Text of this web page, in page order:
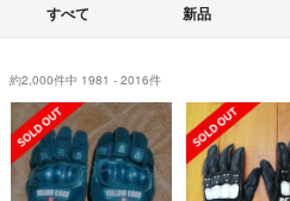
すべて 新品
約2,000件中 1981 - 2016件